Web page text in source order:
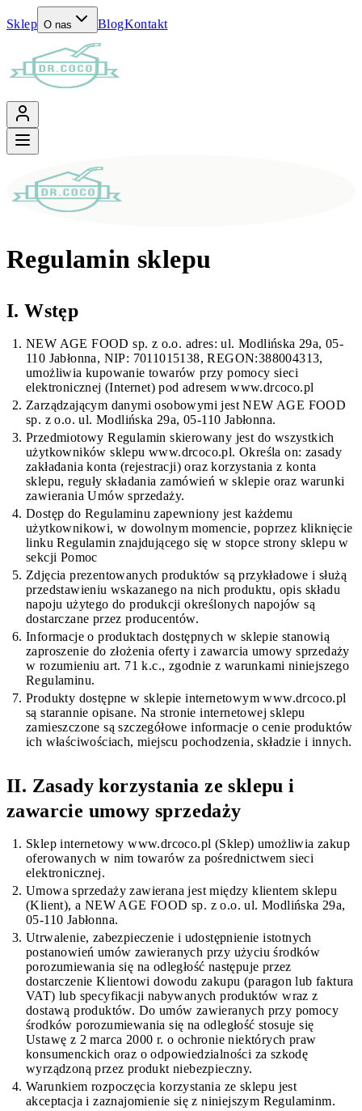
Sklep O nas BlogKontakt
Regulamin sklepu
I. Wstęp
NEW AGE FOOD sp. z o.o. adres: ul. Modlińska 29a, 05-
110 Jabłonna, NIP: 7011015138, REGON:388004313,
umożliwia kupowanie towarów przy pomocy sieci
elektronicznej (Internet) pod adresem www.drcoco.pl
Zarządzającym danymi osobowymi jest NEW AGE FOOD
sp. z o.o. ul. Modlińska 29a, 05-110 Jabłonna.
Przedmiotowy Regulamin skierowany jest do wszystkich
użytkowników sklepu www.drcoco.pl. Określa on: zasady
zakładania konta (rejestracji) oraz korzystania z konta
sklepu, reguły składania zamówień w sklepie oraz warunki
zawierania Umów sprzedaży.
Dostęp do Regulaminu zapewniony jest każdemu
użytkownikowi, w dowolnym momencie, poprzez kliknięcie
linku Regulamin znajdującego się w stopce strony sklepu w
sekcji Pomoc
Zdjęcia prezentowanych produktów są przykładowe i służą
przedstawieniu wskazanego na nich produktu, opis składu
napoju użytego do produkcji określonych napojów są
dostarczane przez producentów.
Informacje o produktach dostępnych w sklepie stanowią
zaproszenie do złożenia oferty i zawarcia umowy sprzedaży
w rozumieniu art. 71 k.c., zgodnie z warunkami niniejszego
Regulaminu.
Produkty dostępne w sklepie internetowym www.drcoco.pl
są starannie opisane. Na stronie internetowej sklepu
zamieszczone są szczegółowe informacje o cenie produktów
ich właściwościach, miejscu pochodzenia, składzie i innych.
II. Zasady korzystania ze sklepu i
zawarcie umowy sprzedaży
Sklep internetowy www.drcoco.pl (Sklep) umożliwia zakup
oferowanych w nim towarów za pośrednictwem sieci
elektronicznej.
Umowa sprzedaży zawierana jest między klientem sklepu
(Klient), a NEW AGE FOOD sp. z o.o. ul. Modlińska 29a,
05-110 Jabłonna.
Utrwalenie, zabezpieczenie i udostępnienie istotnych
postanowień umów zawieranych przy użyciu środków
porozumiewania się na odległość następuje przez
dostarczenie Klientowi dowodu zakupu (paragon lub faktura
VAT) lub specyfikacji nabywanych produktów wraz z
dostawą produktów. Do umów zawieranych przy pomocy
środków porozumiewania się na odległość stosuje się
Ustawę z 2 marca 2000 r. o ochronie niektórych praw
konsumenckich oraz o odpowiedzialności za szkodę
wyrządzoną przez produkt niebezpieczny.
Warunkiem rozpoczęcia korzystania ze sklepu jest
akceptacja i zaznajomienie się z niniejszym Regulaminm.